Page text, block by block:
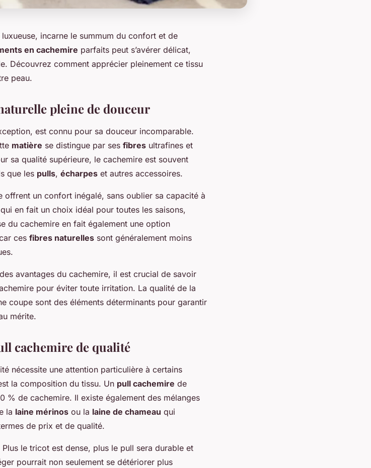
incarne le summum du confort et de
en cachemire parfaits peut s’avérer délicat,
Découvrez comment apprécier pleinement ce tissu
peau.
pleine de douceur
est connu pour sa douceur incomparable.
matière se distingue par ses fibres ultrafines et
sa qualité supérieure, le cachemire est souvent
que les pulls, écharpes et autres accessoires.
offrent un confort inégalé, sans oublier sa capacité à
en fait un choix idéal pour toutes les saisons,
du cachemire en fait également une option
ces fibres naturelles sont généralement moins
avantages du cachemire, il est crucial de savoir
pour éviter toute irritation. La qualité de la
coupe sont des éléments déterminants pour garantir
mérite.
cachemire de qualité
nécessite une attention particulière à certains
la composition du tissu. Un pull cachemire de
% de cachemire. Il existe également des mélanges
la laine mérinos ou la laine de chameau qui
de prix et de qualité.
le tricot est dense, plus le pull sera durable et
pourrait non seulement se détériorer plus